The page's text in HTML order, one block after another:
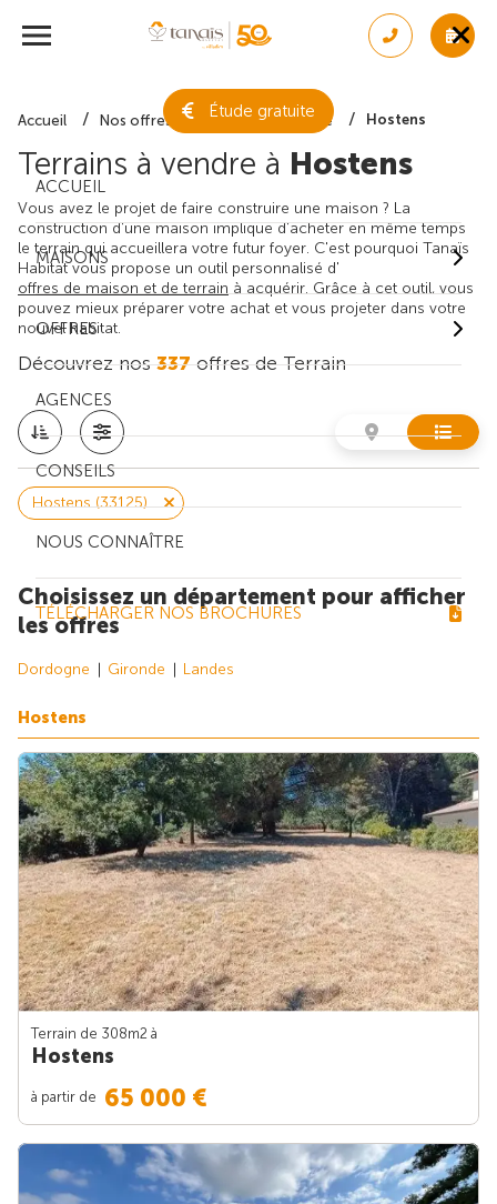
Étude gratuite
ACCUEIL
MAISONS
OFFRES
AGENCES
CONSEILS
NOUS CONNAÎTRE
TÉLÉCHARGER NOS BROCHURES
Accueil Nos offres de terrain Gironde Hostens
Terrains à vendre à Hostens
Vous avez le projet de faire construire une maison ? La
construction d'une maison implique d'acheter en même temps
le terrain qui accueillera votre futur foyer. C'est pourquoi Tanaïs
Habitat vous propose un outil personnalisé d'
offres de maison et de terrain à acquérir. Grâce à cet outil, vous
pouvez mieux préparer votre achat et vous projeter dans votre
nouvel habitat.
Découvrez nos337offres de Terrain
Hostens (33125)
Choisissez un département pour afficher
les offres
Dordogne Gironde Landes
Hostens
Terrain de 308m2 à
Hostens
à partir de 65 000 €